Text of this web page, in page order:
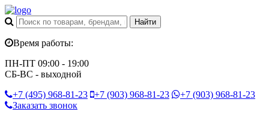
Время работы:
ПН-ПТ 09:00 - 19:00
СБ-ВС - выходной
+7 (495) 968-81-23 +7 (903) 968-81-23 +7 (903) 968-81-23
Заказать звонок